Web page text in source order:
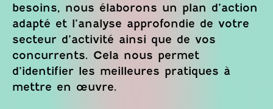
besoins, nous élaborons un plan d’action
adapté et l’analyse approfondie de votre
secteur d’activité ainsi que de vos
concurrents. Cela nous permet
d’identifier les meilleures pratiques à
mettre en œuvre.